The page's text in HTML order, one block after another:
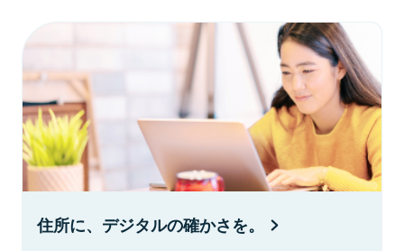
住所に、デジタルの確かさを。